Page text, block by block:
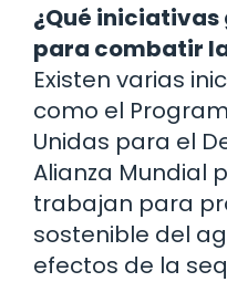
¿Qué iniciativas
para combatir
Existen varias
como el
Unidas para el
Alianza Mundial
trabajan para
sostenible del
efectos de la